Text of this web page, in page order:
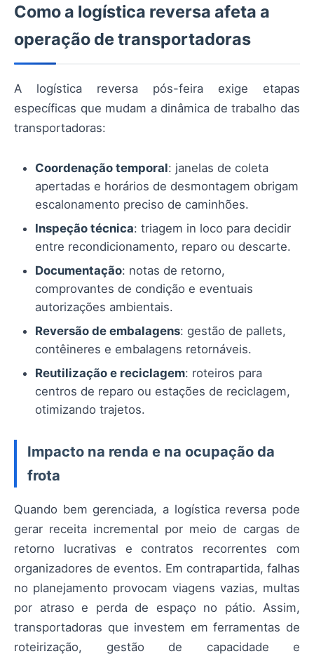
Como a logística reversa afeta a
operação de transportadoras
A logística reversa pós-feira exige etapas
específicas que mudam a dinâmica de trabalho das
transportadoras:
Coordenação temporal: janelas de coleta
apertadas e horários de desmontagem obrigam
escalonamento preciso de caminhões.
Inspeção técnica: triagem in loco para decidir
entre recondicionamento, reparo ou descarte.
Documentação: notas de retorno,
comprovantes de condição e eventuais
autorizações ambientais.
Reversão de embalagens: gestão de pallets,
contêineres e embalagens retornáveis.
Reutilização e reciclagem: roteiros para
centros de reparo ou estações de reciclagem,
otimizando trajetos.
Impacto na renda e na ocupação da
frota
Quando bem gerenciada, a logística reversa pode
gerar receita incremental por meio de cargas de
retorno lucrativas e contratos recorrentes com
organizadores de eventos. Em contrapartida, falhas
no planejamento provocam viagens vazias, multas
por atraso e perda de espaço no pátio. Assim,
transportadoras que investem em ferramentas de
roteirização, gestão de capacidade e